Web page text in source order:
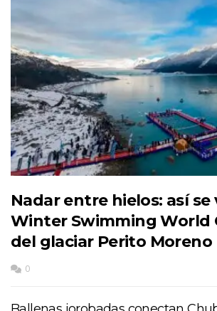
Nadar entre hielos: así se
Winter Swimming World
del glaciar Perito Moreno
0